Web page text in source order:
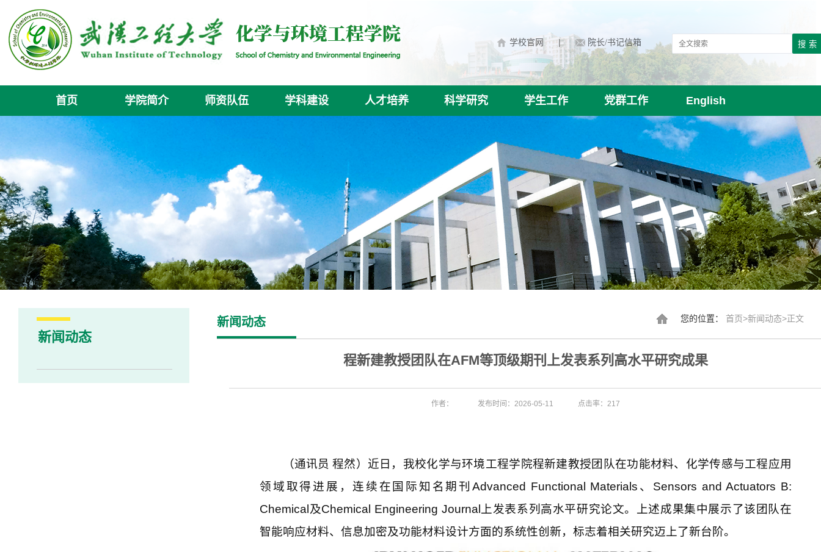
学校官网 | 院长/书记信箱
首页 学院简介 师资队伍 学科建设 人才培养 科学研究 学生工作 党群工作 English
新闻动态
新闻动态 您的位置： 首页>新闻动态>正文
程新建教授团队在AFM等顶级期刊上发表系列高水平研究成果
作者： 发布时间：2026-05-11 点击率：217
（通讯员 程然）近日，我校化学与环境工程学院程新建教授团队在功能材料、化学传感与工程应用
领域取得进展，连续在国际知名期刊 Advanced Functional Materials 、 Sensors and Actuators B:
Chemical 及Chemical Engineering Journal
上发表系列高水平研究论文。上述成果集中展示了该团队在
智能响应材料、信息加密及功能材料设计方面的系统性创新，标志着相关研究迈上了新台阶。